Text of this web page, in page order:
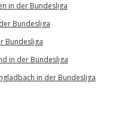
in der Bundesliga
Bundesliga
Bundesliga
in der Bundesliga
in der Bundesliga